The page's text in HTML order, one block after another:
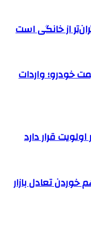
خودرو؛ واردات
قرار دارد
خوردن تعادل بازار